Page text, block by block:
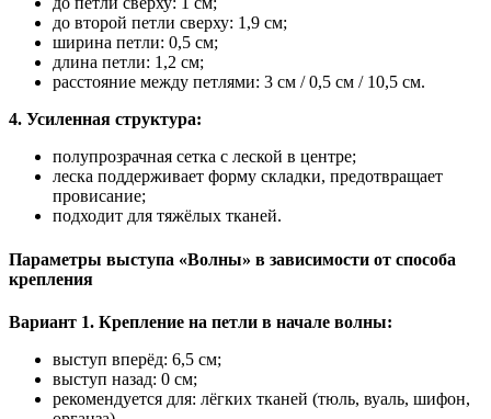
до второй петли сверху: 1,9 см;
ширина петли: 0,5 см;
длина петли: 1,2 см;
расстояние между петлями: 3 см / 0,5 см / 10,5 см.
4. Усиленная структура:
полупрозрачная сетка с леской в центре;
леска поддерживает форму складки, предотвращает
провисание;
подходит для тяжёлых тканей.
Параметры выступа «Волны» в зависимости от способа
крепления
Вариант 1. Крепление на петли в начале волны:
выступ вперёд: 6,5 см;
выступ назад: 0 см;
рекомендуется для: лёгких тканей (тюль, вуаль, шифон,